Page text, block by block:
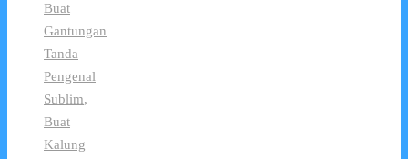
Buat
Gantungan
Tanda
Pengenal
Sublim,
Buat
Kalung